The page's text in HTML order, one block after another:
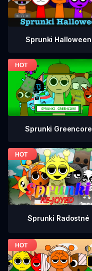
Sprunki Halloween
Sprunki Greencore
Sprunki Radostné